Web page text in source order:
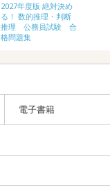
2027年度版 絶対決め
る！ 数的推理・判断
推理 公務員試験 合
格問題集
電子書籍